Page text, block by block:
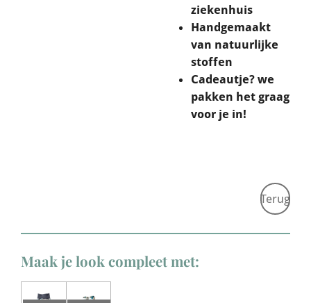
ziekenhuis
Handgemaakt
van natuurlijke
stoffen
Cadeautje? we
pakken het graag
voor je in!
Terug
Maak je look compleet met: